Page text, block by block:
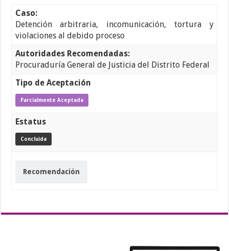
Caso:
Detención arbitraria, incomunicación, tortura y
violaciones al debido proceso
Autoridades Recomendadas:
Procuraduría General de Justicia del Distrito Federal
Tipo de Aceptación
Parcialmente Aceptada
Estatus
Concluida
Recomendación